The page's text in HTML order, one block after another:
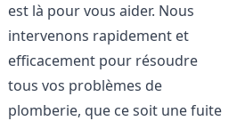
est là pour vous aider. Nous
intervenons rapidement et
efficacement pour résoudre
tous vos problèmes de
plomberie, que ce soit une fuite